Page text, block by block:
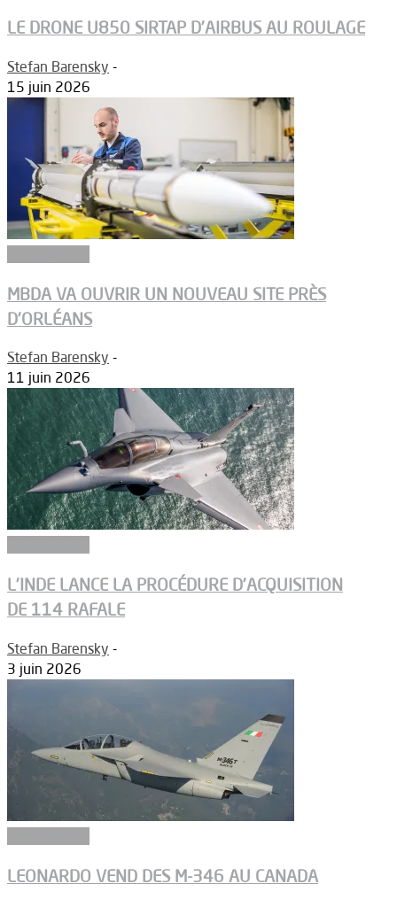
LE DRONE U850 SIRTAP D’AIRBUS AU ROULAGE
Stefan Barensky -
15 juin 2026
MBDA VA OUVRIR UN NOUVEAU SITE PRÈS
D’ORLÉANS
Stefan Barensky -
11 juin 2026
L’INDE LANCE LA PROCÉDURE D’ACQUISITION
DE 114 RAFALE
Stefan Barensky -
3 juin 2026
LEONARDO VEND DES M-346 AU CANADA